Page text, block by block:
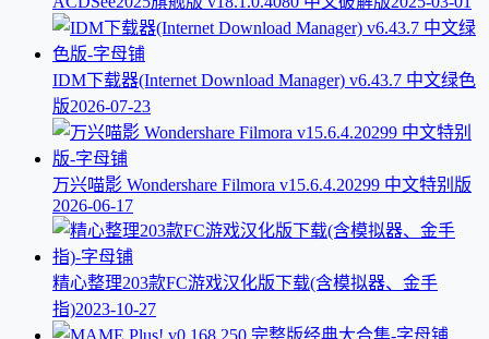
IDM下载器(Internet Download Manager) v6.43.7 中文绿色
版2026-07-23
万兴喵影 Wondershare Filmora v15.6.4.20299 中文特别版
2026-06-17
精心整理203款FC游戏汉化版下载(含模拟器、金手
指)2023-10-27